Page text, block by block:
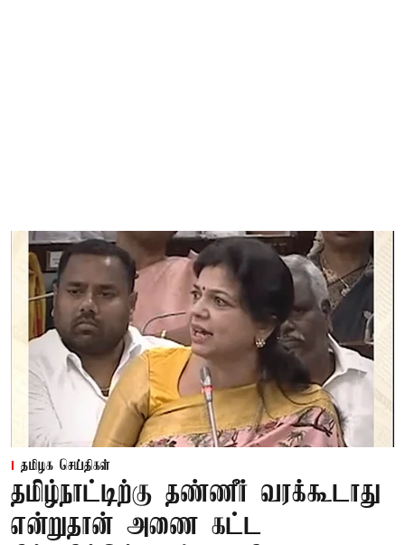
தமிழக செய்திகள்
தமிழ்நாட்டிற்கு தண்ணீர் வரக்கூடாது
என்றுதான் அணை கட்ட